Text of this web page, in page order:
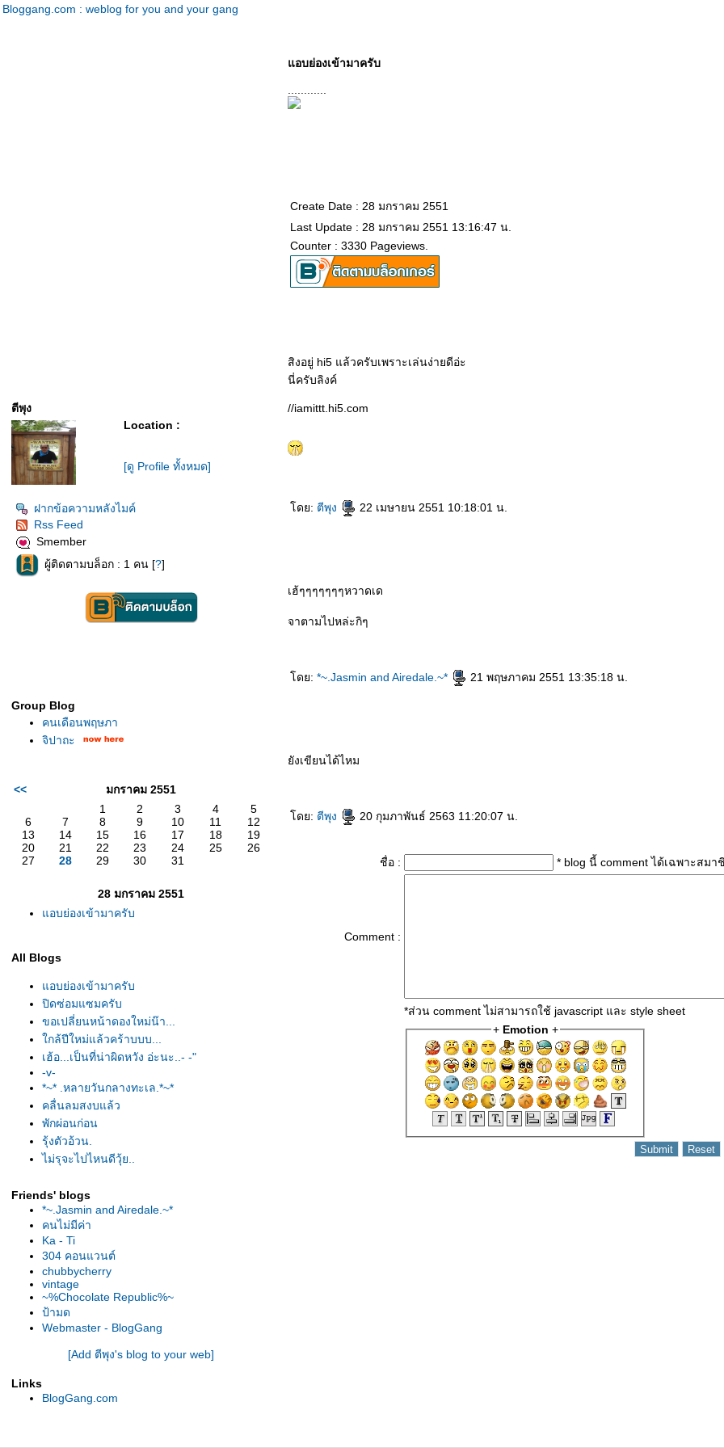
Bloggang.com : weblog for you and your gang
ตีพุง
Location :
[ดู Profile ทั้งหมด]
ฝากข้อความหลังไมค์
Rss Feed
Smember
ผู้ติดตามบล็อก : 1 คน [?]
Group Blog
คนเดือนพฤษภา
จิปาถะ
<<
มกราคม 2551
1
2 3 4
5
6
7 8 9 10 11
12
13
14 15 16 17 18
19
20
21 22 23 24 25
26
27
28 29 30 31
28 มกราคม 2551
อบย่องเข้ามาครับ
All Blogs
อบย่องเข้ามาครับ
ปิดซ่อมแซมครับ
ขอเปลี่ยนหน้าดองใหม่น๊า...
กล้ปีใหม่แล้วคร้าบบบ...
เฮ้อ...เป็นที่น่าผิดหวัง อ่ะนะ..- -"
-v-
*~* .หลายวันกลางทะเล.*~*
คลื่นลมสงบแล้ว
พักผ่อนก่อน
รุ้งตัวอ้วน.
ไม่รุจะไปไหนดีวุ้ย..
Friends' blogs
*~.Jasmin and Airedale.~*
คนไม่มีค่า
Ka - Ti
304 คอนแวนต์
chubbycherry
vintage
~%Chocolate Republic%~
ป้ามด
Webmaster - BlogGang
[Add ตีพุง's blog to your web]
Links
BlogGang.com
อบย่องเข้ามาครับ
Create Date : 28 มกราคม 2551
Last Update : 28 มกราคม 2551 13:16:47 น.
Counter : 3330 Pageviews.
สิงอยู่ hi5 แล้วครับเพราะเล่นง่ายดีอ่ะ
นี่ครับลิงค์
//iamittt.hi5.com
ดย: ตีพุง 22 เมษายน 2551 10:18:01 น.
เฮ้ๆๆๆๆๆๆๆหวาดเด
จาตามไปหล่ะกิๆ
ดย: *~.Jasmin and Airedale.~* 21 พฤษภาคม 2551 13:35:18 น.
ังเขียนได้ไหม
ดย: ตีพุง 20 กุมภาพันธ์ 2563 11:20:07 น.
ชื่อ : * blog นี้ comment ได้เฉพาะสมา
Comment :
*ส่วน comment ไม่สามารถใช้ javascript และ style sheet
+ Emotion +